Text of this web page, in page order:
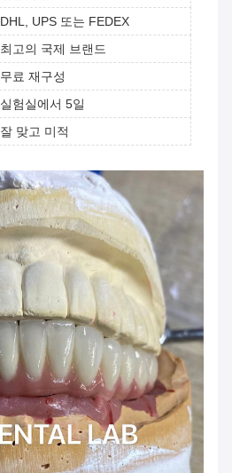
DHL, UPS 또는 FEDEX
최고의 국제 브랜드
무료 재구성
실험실에서 5일
잘 맞고 미적